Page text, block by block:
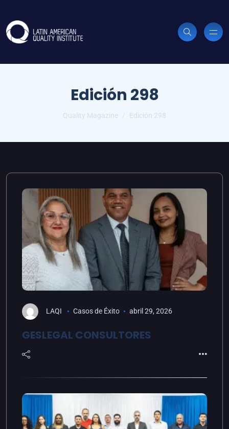
Edición 298
Quality Magazine Edición 298
LAQI Casos de Éxito abril 29, 2026
GESLEGAL CONSULTORES